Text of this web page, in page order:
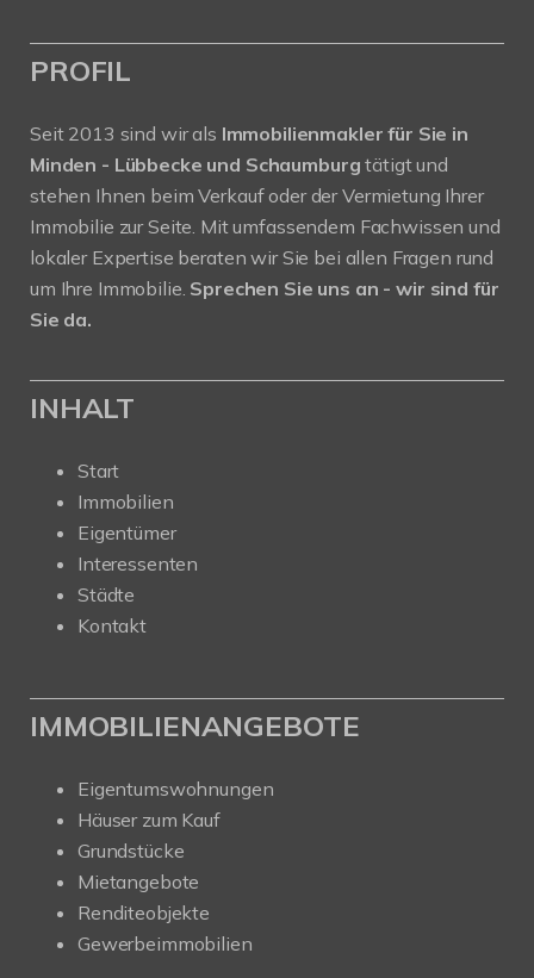
PROFIL
Seit 2013 sind wir als Immobilienmakler für Sie in
Minden - Lübbecke und Schaumburgtätigt und
stehen Ihnen beim Verkauf oder der Vermietung Ihrer
Immobilie zur Seite. Mit umfassendem Fachwissen und
lokaler Expertise beraten wir Sie bei allen Fragen rund
um Ihre Immobilie. Sprechen Sie uns an - wir sind für
Sie da.
INHALT
Start
Immobilien
Eigentümer
Interessenten
Städte
Kontakt
IMMOBILIENANGEBOTE
Eigentumswohnungen
Häuser zum Kauf
Grundstücke
Mietangebote
Renditeobjekte
Gewerbeimmobilien